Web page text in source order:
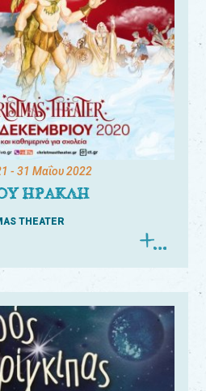
- 31 Μαΐου 2022
ΗΡΑΚΛΗ
THEATER